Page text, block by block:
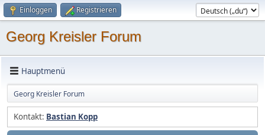
Einloggen Registrieren
Georg Kreisler Forum
Hauptmenü
Georg Kreisler Forum
Kontakt: Bastian Kopp